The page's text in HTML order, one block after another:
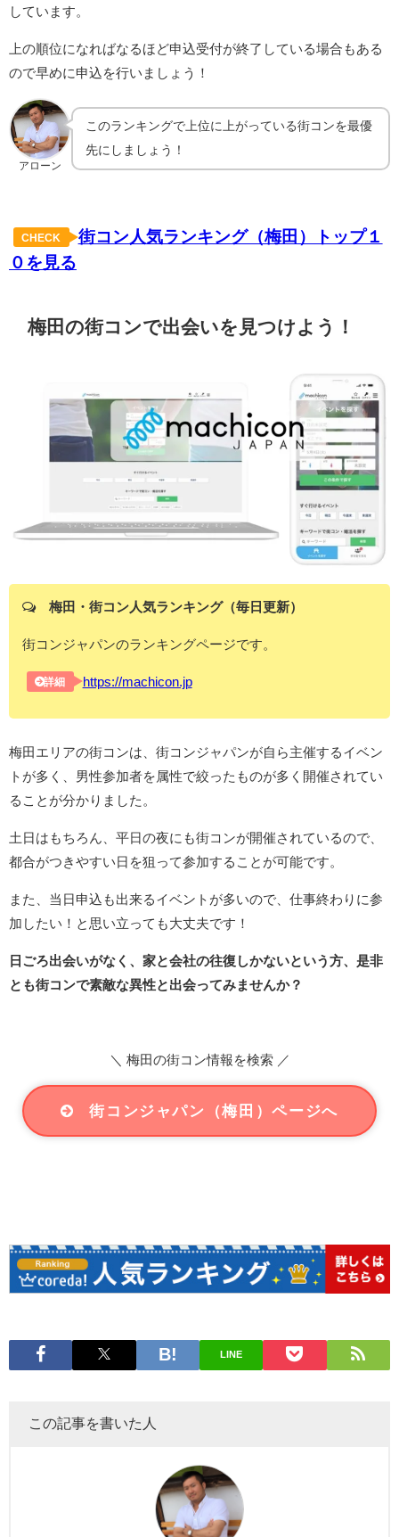
しています。
上の順位になればなるほど申込受付が終了している場合もある
ので早めに申込を行いましょう！
アローン
このランキングで上位に上がっている街コンを最優
先にしましょう！
CHECK
街コン人気ランキング（梅田）トップ１
０を見る
梅田の街コンで出会いを見つけよう！
梅田・街コン人気ランキング（毎日更新）
街コンジャパンのランキングページです。
詳細 https://machicon.jp
梅田エリアの街コンは、街コンジャパンが自ら主催するイベン
トが多く、男性参加者を属性で絞ったものが多く開催されてい
ることが分かりました。
土日はもちろん、平日の夜にも街コンが開催されているので、
都合がつきやすい日を狙って参加することが可能です。
また、当日申込も出来るイベントが多いので、仕事終わりに参
加したい！と思い立っても大丈夫です！
日ごろ出会いがなく、家と会社の往復しかないという方、是非
とも街コンで素敵な異性と出会ってみませんか？
＼ 梅田の街コン情報を検索 ／
街コンジャパン（梅田）ページへ
LINE
この記事を書いた人